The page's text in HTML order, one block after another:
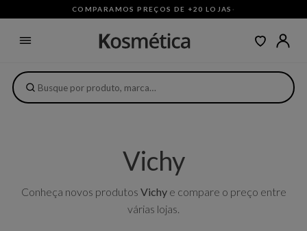
COMPARAMOS PREÇOS DE +20 LOJAS ·
Vichy
Conheça novos produtos Vichye compare o preço entre
várias lojas.